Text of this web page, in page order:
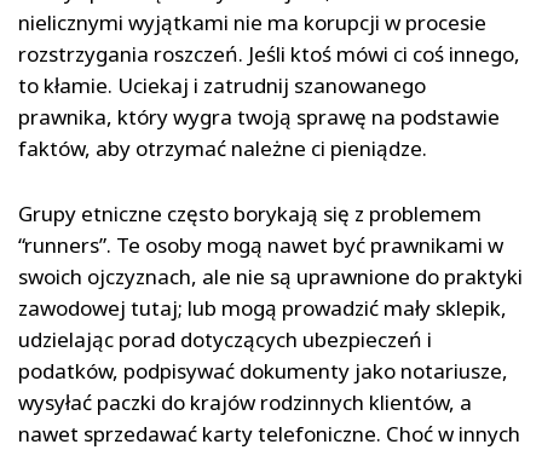
nielicznymi wyjątkami nie ma korupcji w procesie
rozstrzygania roszczeń. Jeśli ktoś mówi ci coś innego,
to kłamie. Uciekaj i zatrudnij szanowanego
prawnika, który wygra twoją sprawę na podstawie
faktów, aby otrzymać należne ci pieniądze.
Grupy etniczne często borykają się z problemem
“runners”. Te osoby mogą nawet być prawnikami w
swoich ojczyznach, ale nie są uprawnione do praktyki
zawodowej tutaj; lub mogą prowadzić mały sklepik,
udzielając porad dotyczących ubezpieczeń i
podatków, podpisywać dokumenty jako notariusze,
wysyłać paczki do krajów rodzinnych klientów, a
nawet sprzedawać karty telefoniczne. Choć w innych